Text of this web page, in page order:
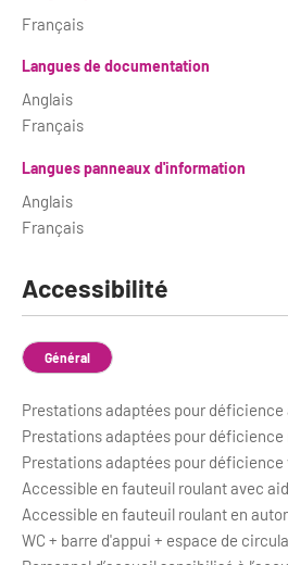
Français
Langues de documentation
Anglais
Français
Langues panneaux d'information
Anglais
Français
Accessibilité
Général
Prestations adaptées pour déficience
Prestations adaptées pour déficience
Prestations adaptées pour déficience
Accessible en fauteuil roulant avec
Accessible en fauteuil roulant en
WC + barre d'appui + espace de